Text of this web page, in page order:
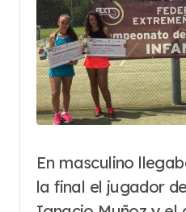
En masculino
la final el jugador